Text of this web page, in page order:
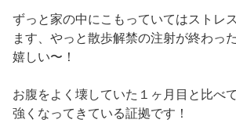
ずっと家の中にこもっていてはストレ
ます、やっと散歩解禁の注射が終わっ
嬉しい〜！
お腹をよく壊していた１ヶ月目と比べ
強くなってきている証拠です！